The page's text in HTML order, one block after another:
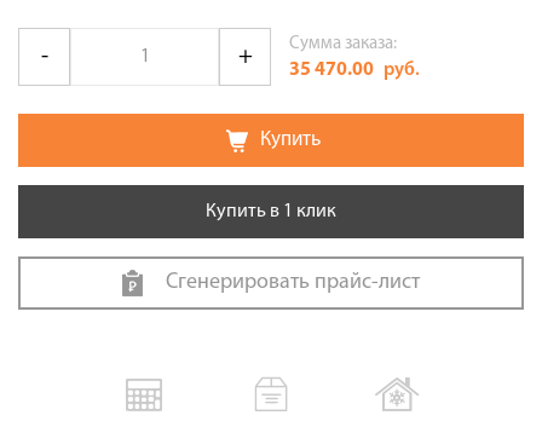
Сумма заказа:
35 470.00 руб.
Купить
Купить в 1 клик
Сгенерировать прайс-лист